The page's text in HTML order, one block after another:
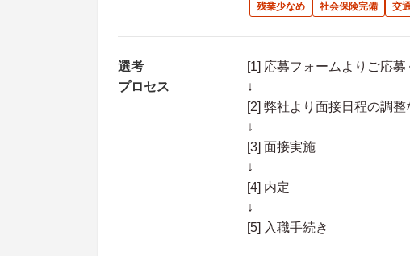
残業少なめ
社会保険完備 交
選考
プロセス
[1] 応募フォームよりご応募
↓
[2] 弊社より面接日程の調
↓
[3] 面接実施
↓
[4] 内定
↓
[5] 入職手続き